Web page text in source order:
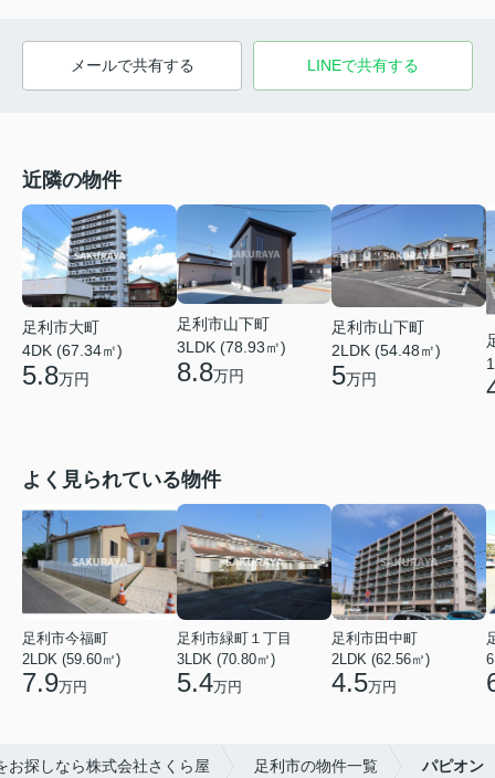
メールで共有する LINEで共有する
近隣の物件
足利市大町
4DK (67.34㎡)
5.8万円
足利市山下町
3LDK (78.93㎡)
8.8万円
足利市山下町
2LDK (54.48㎡)
5万円
よく見られている物件
足利市今福町
2LDK (59.60㎡)
7.9万円
足利市緑町１丁目
3LDK (70.80㎡)
5.4万円
足利市田中町
2LDK (62.56㎡)
4.5万円
お探しなら株式会社さくら屋 足利市の物件一覧 パピオン